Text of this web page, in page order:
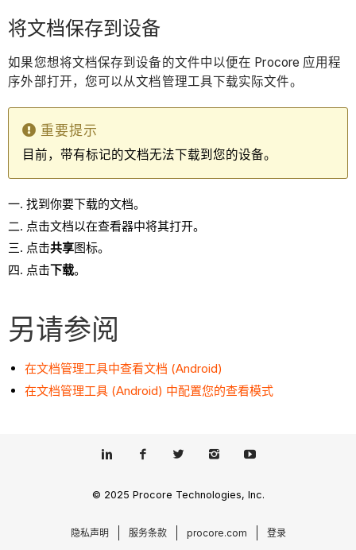
将文档保存到设备
如果您想将文档保存到设备的文件中以便在 Procore 应用程
序外部打开，您可以从文档管理工具下载实际文件。
重要提示
目前，带有标记的文档无法下载到您的设备。
找到你要下载的文档。
点击文档以在查看器中将其打开。
点击共享图标。
点击下载。
另请参阅
在文档管理工具中查看文档 (Android)
在文档管理工具 (Android) 中配置您的查看模式
© 2025 Procore Technologies, Inc.
隐私声明 服务条款 procore.com 登录